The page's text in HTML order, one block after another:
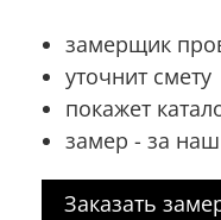
замерщик
уточнит смету
покажет
замер - за
Заказать